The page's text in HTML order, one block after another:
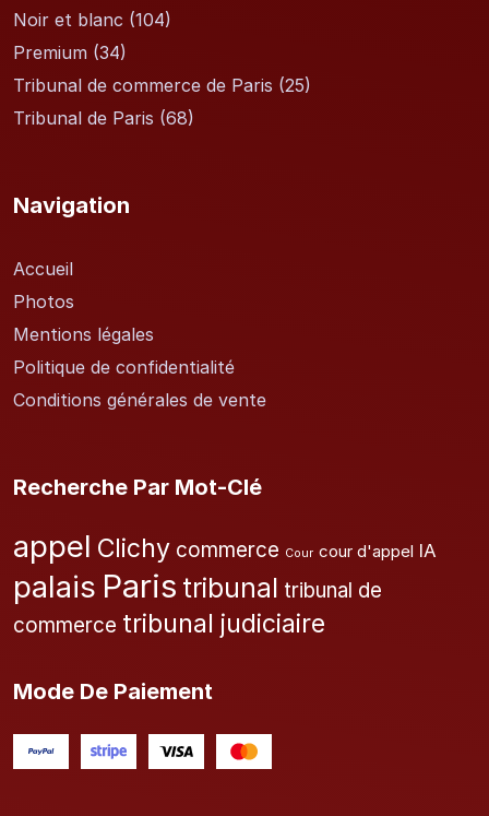
Noir et blanc (104)
Premium (34)
Tribunal de commerce de Paris (25)
Tribunal de Paris (68)
Navigation
Accueil
Photos
Mentions légales
Politique de confidentialité
Conditions générales de vente
Recherche Par Mot-Clé
appel Clichy commerce Cour cour d'appel IA
palais Paris tribunal tribunal de
commerce tribunal judiciaire
Mode De Paiement